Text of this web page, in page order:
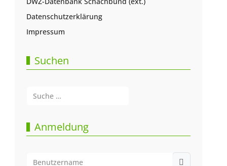
Datenschutzerklärung
Impressum
Suchen
Anmeldung